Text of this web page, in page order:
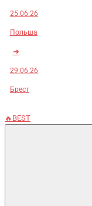
25.06.26
Польша
➜
29.06.26
Брест
🔥BEST